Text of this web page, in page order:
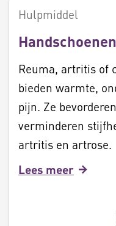
Hulpmiddel
Reuma, artritis of
bieden warmte,
pijn. Ze
verminderen
artritis en artrose.
Lees meer